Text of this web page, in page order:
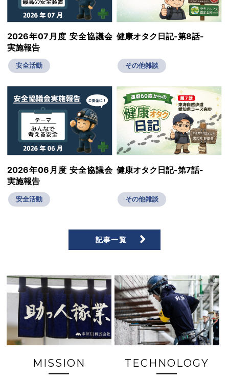
2026年07月度 安全協議会
実施報告
安全活動
健康オタク日記-第8話-
その他雑談
2026年06月度 安全協議会
実施報告
安全活動
健康オタク日記-第7話-
その他雑談
記事一覧
MISSION TECHNOLOGY